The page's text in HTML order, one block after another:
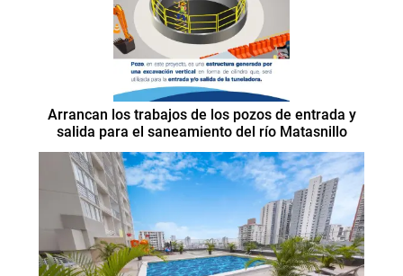
Arrancan los trabajos de los pozos de entrada y
salida para el saneamiento del río Matasnillo